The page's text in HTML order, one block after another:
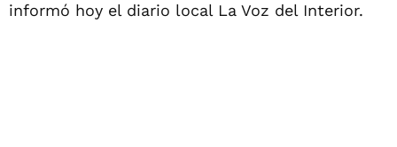
informó hoy el diario local La Voz del Interior.